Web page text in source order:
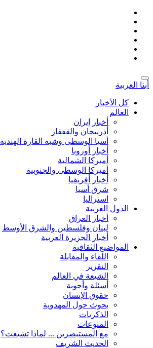
أبنا العربية
کل الأخبار
العالم
أخبار إيران
أذربيجان والقفقاز
أسیا الوسطی وشبه القارة الهندية
أخبار أوروبا
أمیركا الشمالية
أميركا الوسطى والجنوبية
أخبار أفريقيا
شرق أسيا
استراليا
الدول العربیة
أخبار العراق
لبنان وفلسطين والشرق الأوسط
أخبار الجزيرة العربية
المواضيع الثقافية
اللقاء والمقابلة
التقریر
الشیعة في العالم
أسئلة وأجوبة
حقوق الإنسان
بحوث حول المهدوية
الذكريات
المنوعات
مع المستبصرین ... لماذا تشیعت؟
الحدیث الشریف